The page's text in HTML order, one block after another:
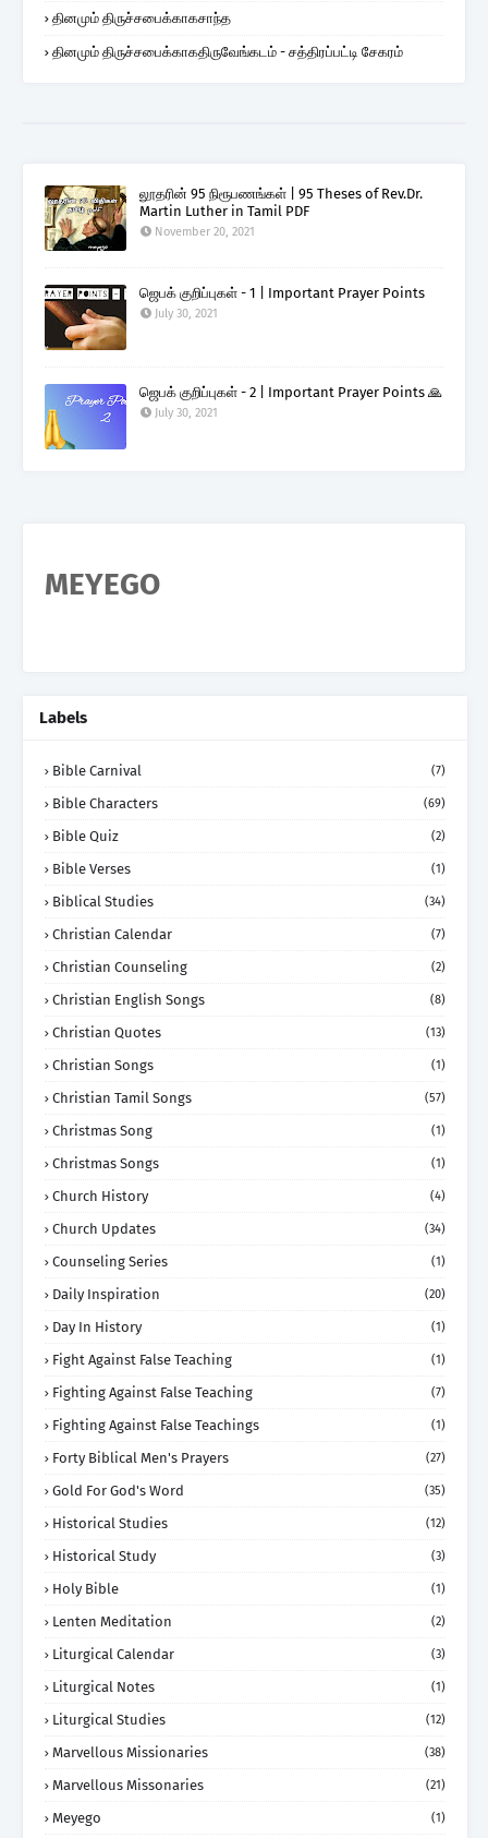
தினமும் திருச்சபைக்காகசாந்த
தினமும் திருச்சபைக்காகதிருவேங்கடம் - சத்திரப்பட்டி சேகரம்
லூதரின் 95 நிரூபணங்கள் | 95 Theses of Rev.Dr.
Martin Luther in Tamil PDF
November 20, 2021
ஜெபக் குறிப்புகள் - 1 | Important Prayer Points
July 30, 2021
ஜெபக் குறிப்புகள் - 2 | Important Prayer Points 🙏
July 30, 2021
MEYEGO
Labels
Bible Carnival (7)
Bible Characters (69)
Bible Quiz (2)
Bible Verses (1)
Biblical Studies (34)
Christian Calendar (7)
Christian Counseling (2)
Christian English Songs (8)
Christian Quotes (13)
Christian Songs (1)
Christian Tamil Songs (57)
Christmas Song (1)
Christmas Songs (1)
Church History (4)
Church Updates (34)
Counseling Series (1)
Daily Inspiration (20)
Day In History (1)
Fight Against False Teaching (1)
Fighting Against False Teaching (7)
Fighting Against False Teachings (1)
Forty Biblical Men's Prayers (27)
Gold For God's Word (35)
Historical Studies (12)
Historical Study (3)
Holy Bible (1)
Lenten Meditation (2)
Liturgical Calendar (3)
Liturgical Notes (1)
Liturgical Studies (12)
Marvellous Missionaries (38)
Marvellous Missonaries (21)
Meyego (1)